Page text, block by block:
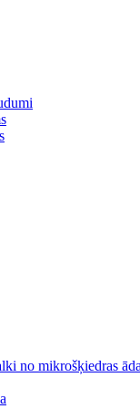
no mikrošķiedras